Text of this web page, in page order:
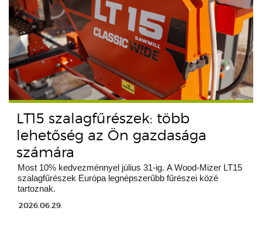
LT15 szalagfűrészek: több
lehetőség az Ön gazdasága
számára
Most 10% kedvezménnyel július 31-ig. A Wood-Mizer LT15
szalagfűrészek Európa legnépszerűbb fűrészei közé
tartoznak.
2026.06.29.